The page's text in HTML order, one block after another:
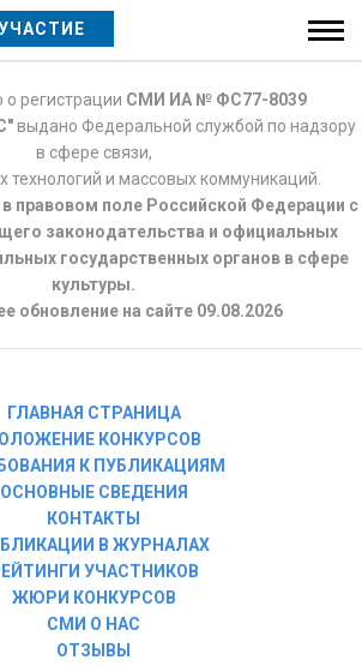
о регистрации СМИ ИА № ФС77-8039
выдано Федеральной службой по надзору
в сфере связи,
и массовых коммуникаций.
в правовом поле Российской Федерации с
законодательства и официальных
государственных органов в сфере
культуры.
обновление на сайте 09.08.2026
ГЛАВНАЯ СТРАНИЦА
КОНКУРСОВ
К ПУБЛИКАЦИЯМ
ОСНОВНЫЕ СВЕДЕНИЯ
КОНТАКТЫ
В ЖУРНАЛАХ
УЧАСТНИКОВ
ЖЮРИ КОНКУРСОВ
СМИ О НАС
ОТЗЫВЫ